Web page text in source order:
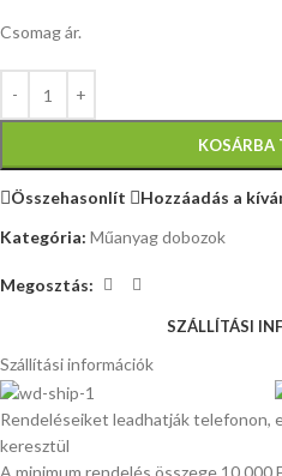
Csomag ár.
KOSÁRBA
Összehasonlít
Hozzáadás a
Kategória: Műanyag dobozok
Megosztás:
SZÁLLÍTÁSI
Szállítási információk
Rendeléseiket leadhatják telefonon,
keresztül
A minimum rendelés összege 10.000